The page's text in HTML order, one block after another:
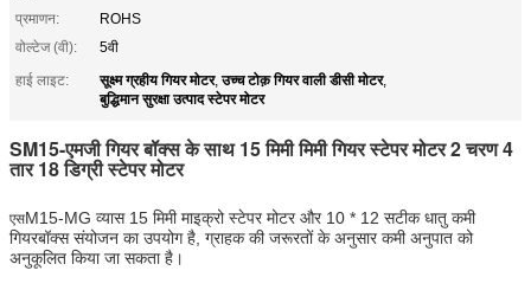
प्रमाणन:
ROHS
वोल्टेज (वी):
5वी
हाई लाइट:
सूक्ष्म ग्रहीय गियर मोटर,उच्च टोक़ गियर वाली डीसी मोटर,
बुद्धिमान सुरक्षा उत्पाद स्टेपर मोटर
SM15-एमजीगियर बॉक्स के साथ 15 मिमी मिमी गियर स्टेपर मोटर 2 चरण 4
तार 18 डिग्री स्टेपर मोटर
एसM15-MG व्यास 15 मिमी माइक्रो स्टेपर मोटर और 10 * 12 सटीक धातु कमी
गियरबॉक्स संयोजन का उपयोग है, ग्राहक की जरूरतों के अनुसार कमी अनुपात को
अनुकूलित किया जा सकता है।